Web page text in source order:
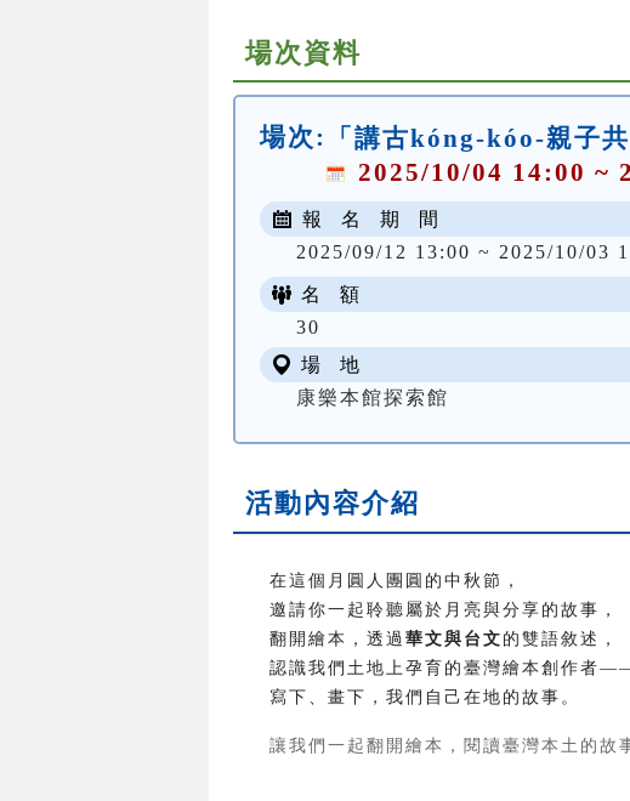
場次資料
場次:
「講古kóng-kóo-親子
2025/10/04 14:00 ~
報 名 期 間
2025/09/12 13:00 ~ 2025/10/03
名 額
30
場 地
康樂本館探索館
活動內容介紹
在這個月圓人團圓的中秋節，
邀請你一起聆聽屬於月亮與分享的故事，
翻開繪本，透過 華文與台文 的雙語敘述，
認識我們土地上孕育的臺灣繪本創作者
寫下、畫下，我們自己在地的故事。
讓我們一起翻開繪本，閱讀臺灣本土的故